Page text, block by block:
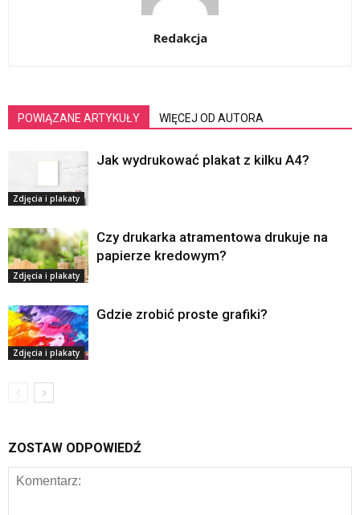
Redakcja
POWIĄZANE ARTYKUŁY WIĘCEJ OD AUTORA
Zdjęcia i plakaty
Jak wydrukować plakat z kilku A4?
Zdjęcia i plakaty
Czy drukarka atramentowa drukuje na
papierze kredowym?
Zdjęcia i plakaty
Gdzie zrobić proste grafiki?
ZOSTAW ODPOWIEDŹ